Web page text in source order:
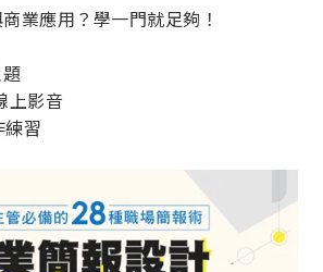
業應用？學一門就足夠！
上影音
習